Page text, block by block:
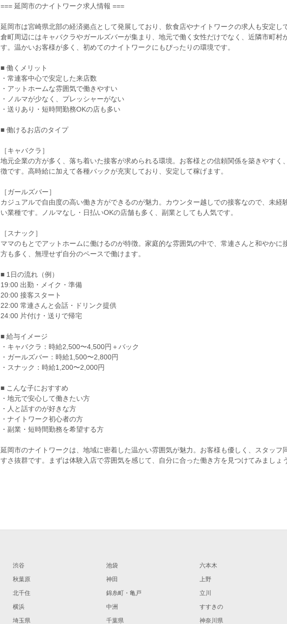
=== 延岡市のナイトワーク求人情報 ===
延岡市は宮崎県北部の経済拠点として発展しており、飲食店やナイトワークの求人も安定し
倉町周辺にはキャバクラやガールズバーが集まり、地元で働く女性だけでなく、近隣市町村
す。温かいお客様が多く、初めてのナイトワークにもぴったりの環境です。
■ 働くメリット
・常連客中心で安定した来店数
・アットホームな雰囲気で働きやすい
・ノルマが少なく、プレッシャーがない
・送りあり・短時間勤務OKの店も多い
■ 働けるお店のタイプ
［キャバクラ］
地元企業の方が多く、落ち着いた接客が求められる環境。お客様との信頼関係を築きやすく
徴です。高時給に加えて各種バックが充実しており、安定して稼げます。
［ガールズバー］
カジュアルで自由度の高い働き方ができるのが魅力。カウンター越しでの接客なので、未経
い業種です。ノルマなし・日払いOKの店舗も多く、副業としても人気です。
［スナック］
ママのもとでアットホームに働けるのが特徴。家庭的な雰囲気の中で、常連さんと和やかに
方も多く、無理せず自分のペースで働けます。
■ 1日の流れ（例）
19:00 出勤・メイク・準備
20:00 接客スタート
22:00 常連さんと会話・ドリンク提供
24:00 片付け・送りで帰宅
■ 給与イメージ
・キャバクラ：時給2,500〜4,500円＋バック
・ガールズバー：時給1,500〜2,800円
・スナック：時給1,200〜2,000円
■ こんな子におすすめ
・地元で安心して働きたい方
・人と話すのが好きな方
・ナイトワーク初心者の方
・副業・短時間勤務を希望する方
延岡市のナイトワークは、地域に密着した温かい雰囲気が魅力。お客様も優しく、スタッフ
すさ抜群です。まずは体験入店で雰囲気を感じて、自分に合った働き方を見つけてみましょう
渋谷 池袋
六本木
秋葉原 神田
上野
北千住 錦糸町・亀戸
立川
横浜 中洲
すすきの
埼玉県 千葉県 神奈川県